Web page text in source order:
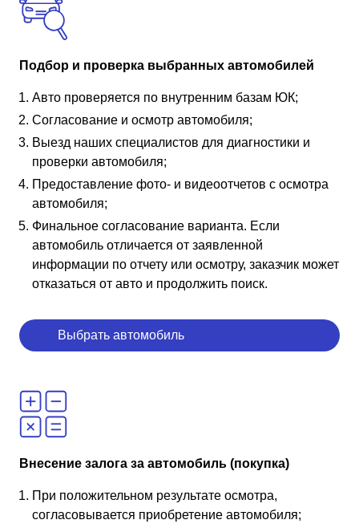
Подбор и проверка выбранных автомобилей
Авто проверяется по внутренним базам ЮК;
Согласование и осмотр автомобиля;
Выезд наших специалистов для диагностики и
проверки автомобиля;
Предоставление фото- и видеоотчетов с осмотра
автомобиля;
Финальное согласование варианта. Если
автомобиль отличается от заявленной
информации по отчету или осмотру, заказчик может
отказаться от авто и продолжить поиск.
Выбрать автомобиль
Внесение залога за автомобиль (покупка)
При положительном результате осмотра,
согласовывается приобретение автомобиля;